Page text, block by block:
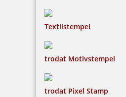
Textilstempel
trodat Motivstempel
trodat Pixel Stamp